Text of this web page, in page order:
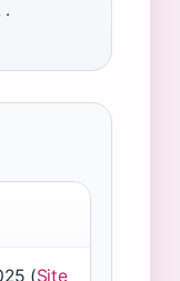
(Site